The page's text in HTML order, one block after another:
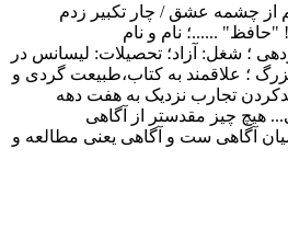
عشق / چار تکبیر زدم
......؛ نام و نام
آزاد؛ تحصیلات: لیسانس در
به کتاب،طبیعت گردی و
نزدیک به هفت دهه
مقدستر از آگاهی
ست و آگاهی یعنی مطالعه و